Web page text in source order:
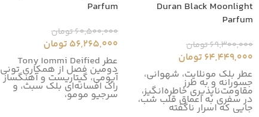
Duran Black Moonlight
Parfum
69,300,000تومان
64,449,000 تومان
عطر بلک مونلایت، شهوانی،
جسورانه و به طرز
مقاومت‌ناپذیری خاطره‌انگیز،
در سفری به اعماق قلب شب،
جایی که اسرار ناگفته
Parfum
60,500,000تومان
56,265,000 تومان
عطر Tony Iommi Deified
دومین فصل از همکاری تونی
آیومی، گیتاریست و آهنگساز
راک افسانه‌ای بلک سبث، و
سرجیو مومو،